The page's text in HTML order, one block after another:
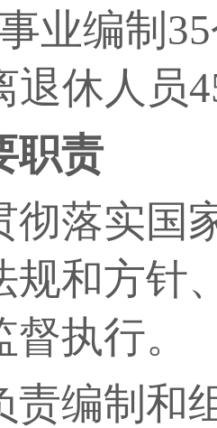
业编制
退休人员
职责
彻落实
规和方针
执行。
责编制